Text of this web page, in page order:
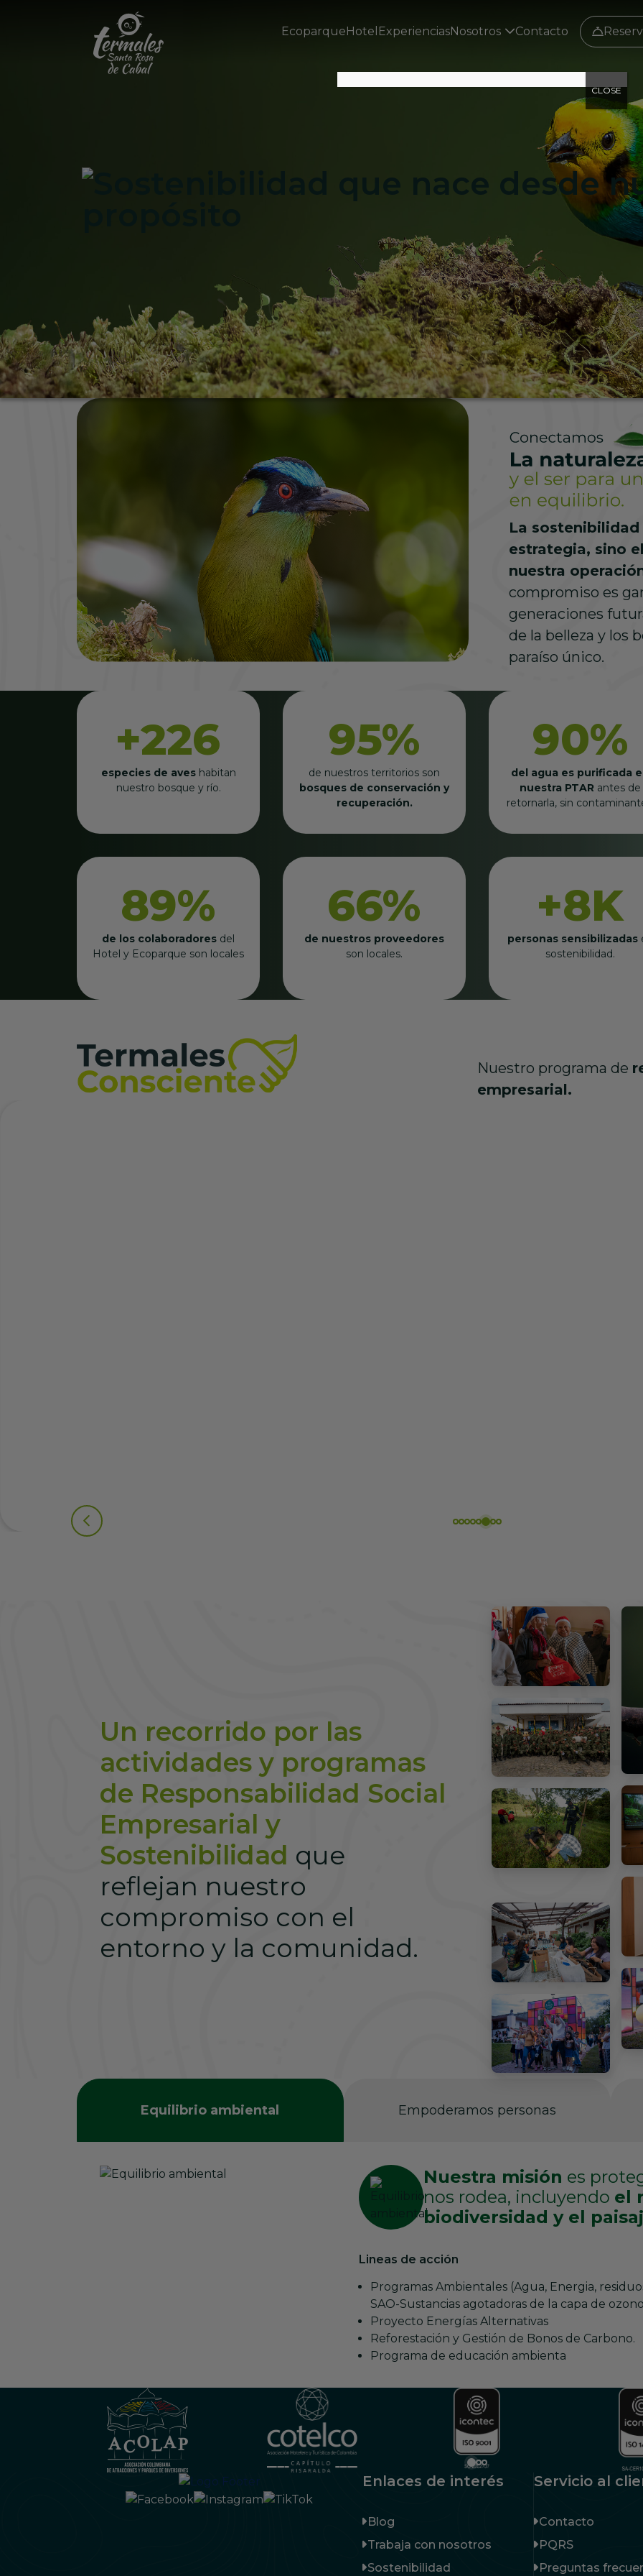
EcoparqueHotel ExperienciasNosotros Contacto
La sostenibilidad
estrategia, sino
nuestra
compromiso es
generaciones
de la belleza y los
paraíso único.
+226
especies de aveshabitan
nuestro bosque y río.
95%
de nuestros territorios son
bosques de conservación y
recuperación.
90%
del agua es purificada
nuestra PTAR antes de
retornarla, sin
89%
de los colaboradoresdel
Hotel y Ecoparque son locales
66%
de nuestros proveedores
son locales.
+8K
personas sensibilizadas
sostenibilidad.
Nuestro programa de
empresarial.
Un recorrido por las
actividades y programas
de Responsabilidad Social
Empresarial y
Sostenibilidad que
reflejan nuestro
compromiso con el
entorno y la comunidad.
Equilibrio ambiental Empoderamos personas
Nuestra misión es
nos rodea, incluyendo el
biodiversidad y el
Lineas de acción
Programas Ambientales (Agua, Energia,
SAO-Sustancias agotadoras de la capa de
Proyecto Energías Alternativas
Reforestación y Gestión de Bonos de Carbono.
Programa de educación ambienta
Enlaces de interés
Blog
Trabaja con nosotros
Sostenibilidad
Servicio al
Contacto
PQRS
Preguntas
CLOSE